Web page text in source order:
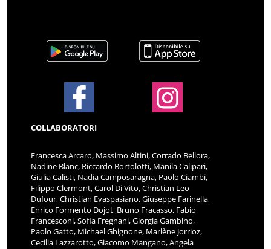
COLLABORATORI
Francesca Arcaro, Massimo Altini, Corrado Bellora,
Nadine Blanc, Riccardo Bortolotti, Manila Calipari,
Giulia Calisti, Nadia Camposaragna, Paolo Ciambi,
Filippo Clermont, Carol Di Vito, Christian Leo
Dufour, Christian Evaspasiano, Giuseppe Farinella,
Enrico Formento Dojot, Bruno Fracasso, Fabio
Francesconi, Sofia Fregnani, Giorgia Gambino,
Paolo Gatto, Michael Ghignone, Marlène Jorrioz,
Cecilia Lazzarotto, Giacomo Mangano, Angela